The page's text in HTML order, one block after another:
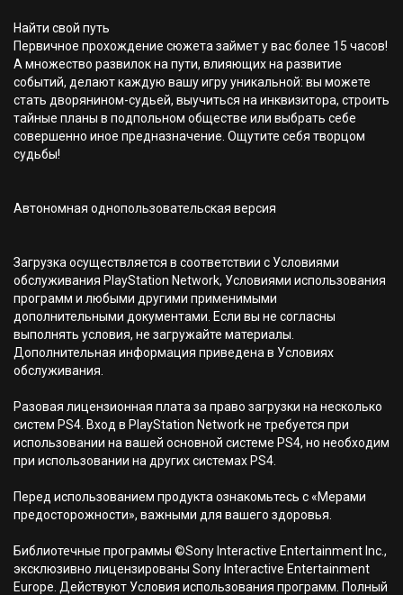
Найти свой путь
Первичное прохождение сюжета займет у вас более 15 часов!
А множество развилок на пути, влияющих на развитие
событий, делают каждую вашу игру уникальной: вы можете
стать дворянином-судьей, выучиться на инквизитора, строить
тайные планы в подпольном обществе или выбрать себе
совершенно иное предназначение. Ощутите себя творцом
судьбы!
Автономная однопользовательская версия
Загрузка осуществляется в соответствии с Условиями
обслуживания PlayStation Network, Условиями использования
программ и любыми другими применимыми
дополнительными документами. Если вы не согласны
выполнять условия, не загружайте материалы.
Дополнительная информация приведена в Условиях
обслуживания.
Разовая лицензионная плата за право загрузки на несколько
систем PS4. Вход в PlayStation Network не требуется при
использовании на вашей основной системе PS4, но необходим
при использовании на других системах PS4.
Перед использованием продукта ознакомьтесь с «Мерами
предосторожности», важными для вашего здоровья.
Библиотечные программы ©Sony Interactive Entertainment Inc.,
эксклюзивно лицензированы Sony Interactive Entertainment
Europe. Действуют Условия использования программ. Полный